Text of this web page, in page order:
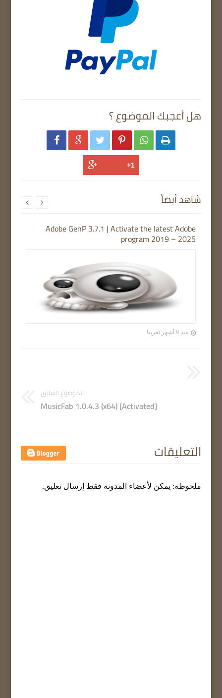
هل أعجبك الموضوع ؟
     
شاهد أيضاً
Adobe GenP 3.7.1 | Activate the latest Adobe
program 2019 – 2025
منذ 9 أشهر تقريبا
 
الموضوع السابق
MusicFab 1.0.4.3 (x64) [Activated]
التعليقات
ملحوظة: يمكن لأعضاء المدونة فقط إرسال تعليق.